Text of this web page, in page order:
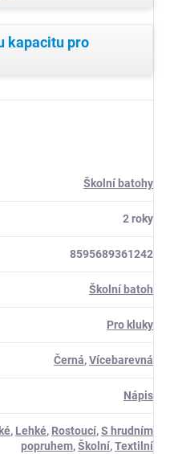
kapacitu pro
Školní batohy
2 roky
8595689361242
Školní batoh
Pro kluky
Černá,Vícebarevná
Nápis
, Lehké, Rostoucí,S hrudním
popruhem,Školní,Textilní